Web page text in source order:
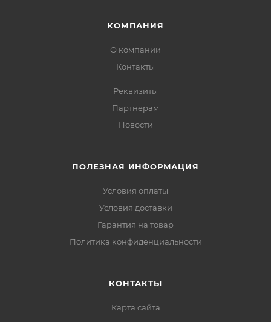
КОМПАНИЯ
О компании
Контакты
Реквизиты
Партнерам
Новости
ПОЛЕЗНАЯ ИНФОРМАЦИЯ
Условия оплаты
Условия доставки
Гарантия на товар
Политика конфиденциальности
КОНТАКТЫ
Карта сайта